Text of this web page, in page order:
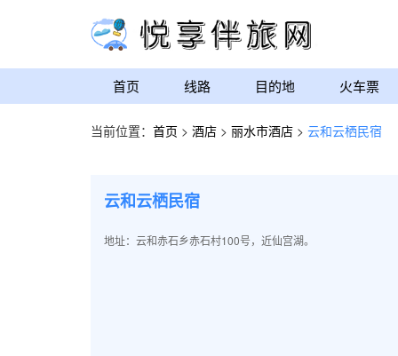
首页 线路 目的地 火车票
当前位置： 首页 > 酒店 > 丽水市酒店 > 云和云栖民宿
云和云栖民宿
地址：云和赤石乡赤石村100号，近仙宫湖。